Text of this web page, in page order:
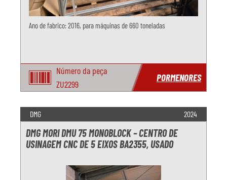
Ano de fabrico: 2016, para máquinas de 660 toneladas
Número da peça
ZU2299
PORMENORES
DMG 2024
DMG MORI DMU 75 MONOBLOCK – CENTRO DE
USINAGEM CNC DE 5 EIXOS BA2355, USADO